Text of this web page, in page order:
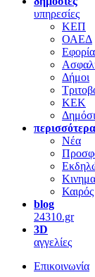
υπηρεσίες
ΚΕΠ
ΟΑΕΔ
Εφορία
Δήμοι
ΚΕΚ
περισσότερα
Νέα
Καιρός
blog
24310.gr
3D
αγγελίες
Επικοινωνία